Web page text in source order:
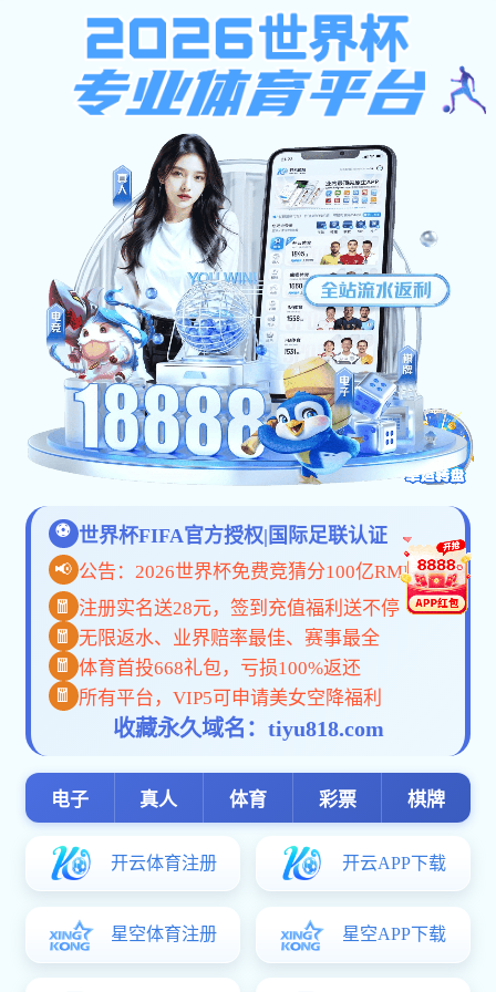
人才培养
科研动态
技能竞赛
您所在的位置： 网站首页 教学科研 技能竞
赛
共34条 上页 1
2 3 4 5
下页 第 /5页
跳转
学新宝测速6地址：甘肃省天水市
麦积区羲皇大道中路369号 邮编：
741025
甘肃省天水市秦州区赤峪路107号 邮编：
Copyright ? 2025 新宝测速6 All rights reserved.
备案号： 陇ICP备14001327号-2
甘新宝2登录线路检测网安备 62050302000196号